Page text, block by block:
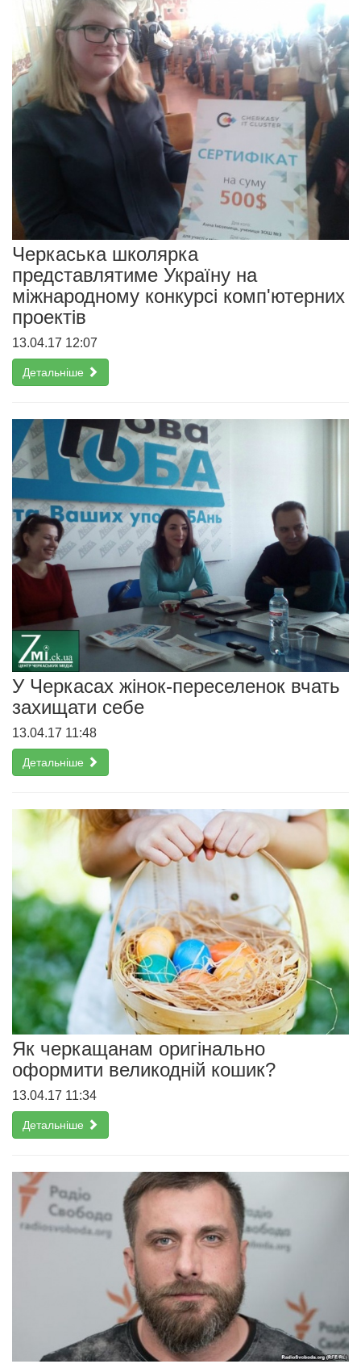
Черкаська школярка
представлятиме Україну на
міжнародному конкурсі комп'ютерних
проектів
13.04.17 12:07
Детальніше
У Черкасах жінок-переселенок вчать
захищати себе
13.04.17 11:48
Детальніше
Як черкащанам оригінально
оформити великодній кошик?
13.04.17 11:34
Детальніше